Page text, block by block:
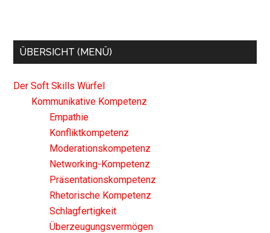
ÜBERSICHT (MENÜ)
Der Soft Skills Würfel
Kommunikative Kompetenz
Empathie
Konfliktkompetenz
Moderationskompetenz
Networking-Kompetenz
Präsentationskompetenz
Rhetorische Kompetenz
Schlagfertigkeit
Überzeugungsvermögen